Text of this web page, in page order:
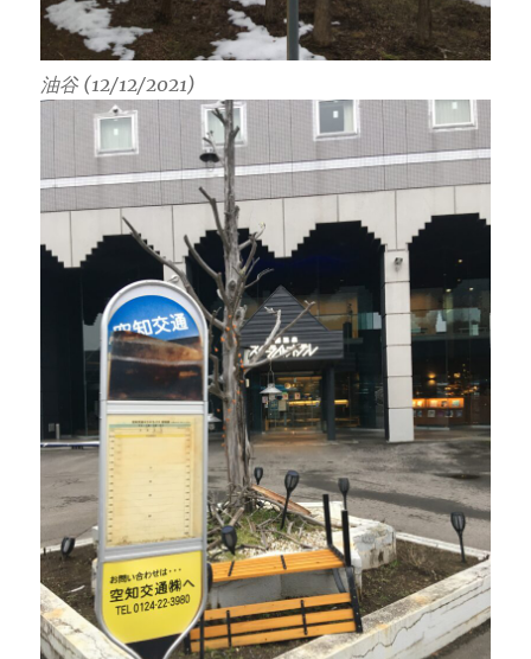
油谷 (12/12/2021)